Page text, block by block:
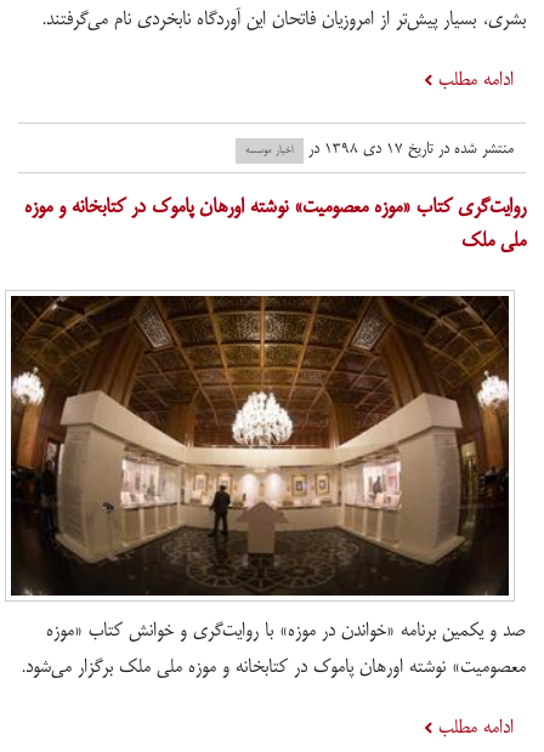
بشری، بسیار پیش‌تر از امروزیان فاتحان این آوردگاه نابخردی نام می‌گرفتند.
ادامه مطلب
منتشر شده در تاریخ ۱۷ دی ۱۳۹۸ در اخبار موسسه
روایت‌گری کتاب «موزه معصومیت» نوشته اورهان پاموک در کتابخانه و موزه
ملی ملک
صد و یکمین برنامه «خواندن در موزه» با روایت‌گری و خوانش کتاب «موزه
معصومیت» نوشته اورهان پاموک در کتابخانه و موزه ملی ملک برگزار می‌شود.
ادامه مطلب